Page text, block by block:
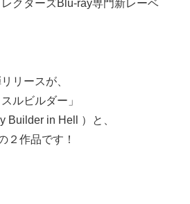
クターズBlu-ray専門新レーベ
リースが、
ルビルダー」
Builder in Hell ）と、
２作品です！